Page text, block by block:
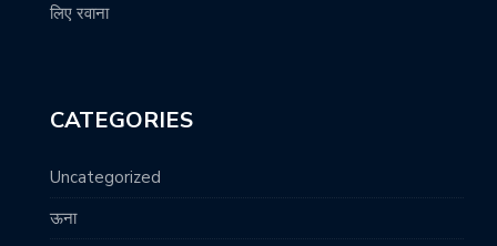
लिए रवाना
CATEGORIES
Uncategorized
ऊना